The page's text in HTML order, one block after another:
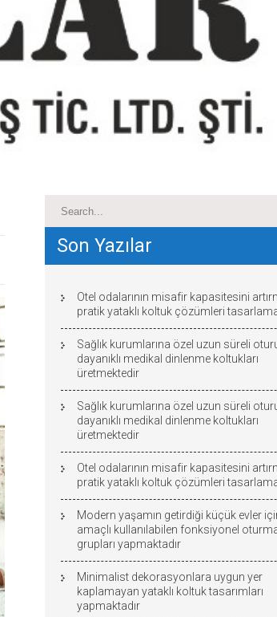
Son Yazılar
Otel odalarının misafir kapasitesini
pratik yataklı koltuk çözümleri
Sağlık kurumlarına özel uzun süreli
dayanıklı medikal dinlenme koltukları
üretmektedir
Sağlık kurumlarına özel uzun süreli
dayanıklı medikal dinlenme koltukları
üretmektedir
Otel odalarının misafir kapasitesini
pratik yataklı koltuk çözümleri
Modern yaşamın getirdiği küçük evler
amaçlı kullanılabilen fonksiyonel
grupları yapmaktadır
Minimalist dekorasyonlara uygun yer
kaplamayan yataklı koltuk tasarımları
yapmaktadır